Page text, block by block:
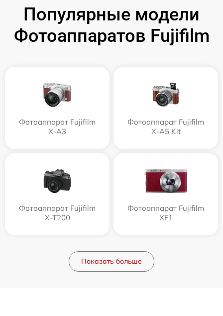
Популярные модели
Фотоаппаратов Fujifilm
Фотоаппарат Fujifilm
X-A3
Фотоаппарат Fujifilm
X-A5 Kit
Фотоаппарат Fujifilm
X-T200
Фотоаппарат Fujifilm
XF1
Показать больше